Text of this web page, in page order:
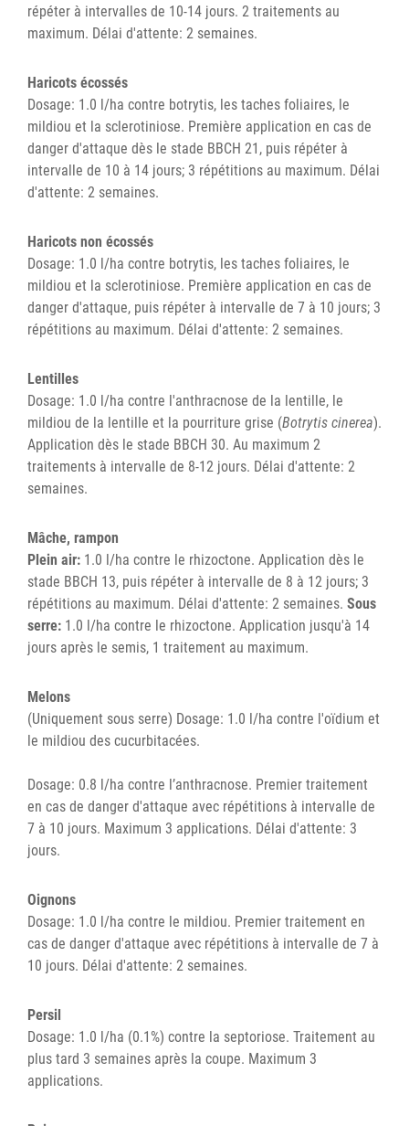
répéter à intervalles de 10-14 jours. 2 traitements au
maximum. Délai d'attente: 2 semaines.
Haricots écossés
Dosage: 1.0 l/ha contre botrytis, les taches foliaires, le
mildiou et la sclerotiniose. Première application en cas de
danger d'attaque dès le stade BBCH 21, puis répéter à
intervalle de 10 à 14 jours; 3 répétitions au maximum. Délai
d'attente: 2 semaines.
Haricots non écossés
Dosage: 1.0 l/ha contre botrytis, les taches foliaires, le
mildiou et la sclerotiniose. Première application en cas de
danger d'attaque, puis répéter à intervalle de 7 à 10 jours; 3
répétitions au maximum. Délai d'attente: 2 semaines.
Lentilles
Dosage: 1.0 l/ha contre l'anthracnose de la lentille, le
mildiou de la lentille et la pourriture grise (Botrytis cinerea).
Application dès le stade BBCH 30. Au maximum 2
traitements à intervalle de 8-12 jours. Délai d'attente: 2
semaines.
Mâche, rampon
Plein air: 1.0 l/ha contre le rhizoctone. Application dès le
stade BBCH 13, puis répéter à intervalle de 8 à 12 jours; 3
répétitions au maximum. Délai d'attente: 2 semaines. Sous
serre: 1.0 l/ha contre le rhizoctone. Application jusqu'à 14
jours après le semis, 1 traitement au maximum.
Melons
(Uniquement sous serre) Dosage: 1.0 l/ha contre l'oïdium et
le mildiou des cucurbitacées.
Dosage: 0.8 l/ha contre l’anthracnose. Premier traitement
en cas de danger d'attaque avec répétitions à intervalle de
7 à 10 jours. Maximum 3 applications. Délai d'attente: 3
jours.
Oignons
Dosage: 1.0 l/ha contre le mildiou. Premier traitement en
cas de danger d'attaque avec répétitions à intervalle de 7 à
10 jours. Délai d'attente: 2 semaines.
Persil
Dosage: 1.0 l/ha (0.1%) contre la septoriose. Traitement au
plus tard 3 semaines après la coupe. Maximum 3
applications.